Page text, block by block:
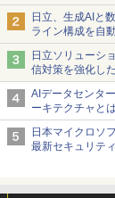
商談記録 for
日立、生成AIと
ライン構成を自
日立ソリューシ
信対策を強化し
インサービス」
AIデータセンタ
ーキテクチャとは
日本マイクロソ
最新セキュリテ